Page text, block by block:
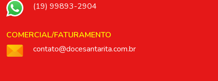
(19) 99893-2904
COMERCIAL/FATURAMENTO
contato@docesantarita.com.br